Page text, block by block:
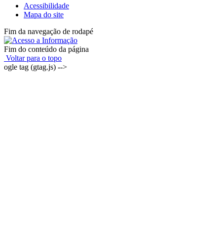
Acessibilidade
Mapa do site
Fim da navegação de rodapé
Fim do conteúdo da página
Voltar para o topo
ogle tag (gtag.js) -->